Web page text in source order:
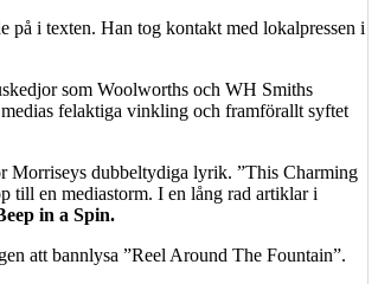
på i texten. Han tog kontakt med lokalpressen i
som Woolworths och WH Smiths
felaktiga vinkling och framförallt syftet
Morriseys dubbeltydiga lyrik. ”This Charming
till en mediastorm. I en lång rad artiklar i
in a Spin.
att bannlysa ”Reel Around The Fountain”.